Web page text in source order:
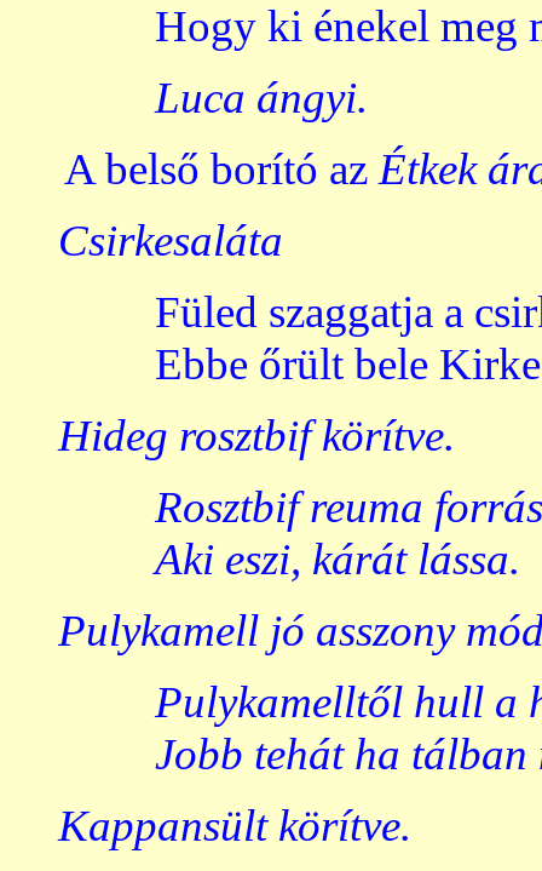
Hogy ki énekel meg
Luca ángyi.
A belső borító az Étkek
Csirkesaláta
Füled szaggatja a
Ebbe őrült bele
Hideg rosztbif körítve.
Rosztbif reuma
Aki eszi, kárát lássa.
Pulykamell jó asszony
Pulykamelltől hull a
Jobb tehát ha tálban
Kappansült körítve.